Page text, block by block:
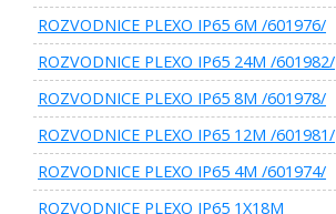
ROZVODNICE PLEXO IP65 6M /601976/
ROZVODNICE PLEXO IP65 24M /601982/
ROZVODNICE PLEXO IP65 8M /601978/
ROZVODNICE PLEXO IP65 12M /601981/
ROZVODNICE PLEXO IP65 4M /601974/
ROZVODNICE PLEXO IP65 1X18M